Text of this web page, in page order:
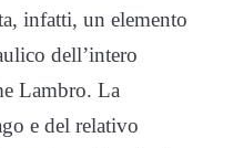
infatti, un elemento
dell’intero
Lambro. La
e del relativo